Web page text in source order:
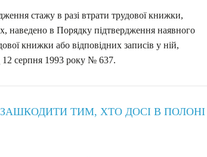
стажу в разі втрати трудової книжки,
наведено в Порядку підтвердження наявного
книжки або відповідних записів у ній,
12 серпня 1993 року № 637.
ТИМ, ХТО ДОСІ В ПОЛОНІ